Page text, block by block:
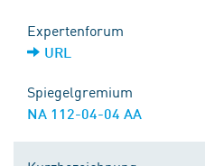
Expertenforum
URL
Spiegelgremium
NA 112-04-04 AA